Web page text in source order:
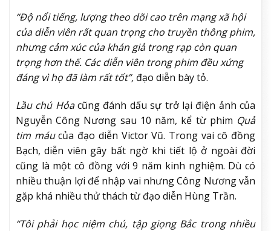
“Độ nổi tiếng, lượng theo dõi cao trên mạng xã hội
của diễn viên rất quan trọng cho truyền thông phim,
nhưng cảm xúc của khán giả trong rạp còn quan
trọng hơn thế. Các diễn viên trong phim đều xứng
đáng vì họ đã làm rất tốt”, đạo diễn bày tỏ.
Lầu chú Hỏacũng đánh dấu sự trở lại điện ảnh của
Nguyễn Công Nương sau 10 năm, kể từ phim Quả
tim máucủa đạo diễn Victor Vũ. Trong vai cô đồng
Bạch, diễn viên gây bất ngờ khi tiết lộ ở ngoài đời
cũng là một cô đồng với 9 năm kinh nghiệm. Dù có
nhiều thuận lợi để nhập vai nhưng Công Nương vẫn
gặp khá nhiều thử thách từ đạo diễn Hùng Trần.
“Tôi phải học niệm chú, tập giọng Bắc trong nhiều